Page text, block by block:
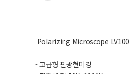
Polarizing Microscope
- 고급형 편광현미경